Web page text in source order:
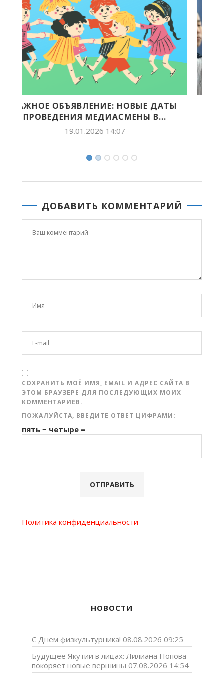
САЙЫНЫ ТУҺАЛААХТЫК САҔАЛААТА
24.06.2025 10:01
ДОБАВИТЬ КОММЕНТАРИЙ
СОХРАНИТЬ МОЁ ИМЯ, EMAIL И АДРЕС САЙТА В
ЭТОМ БРАУЗЕРЕ ДЛЯ ПОСЛЕДУЮЩИХ МОИХ
КОММЕНТАРИЕВ.
ПОЖАЛУЙСТА, ВВЕДИТЕ ОТВЕТ ЦИФРАМИ:
пять − четыре =
Политика конфиденциальности
НОВОСТИ
С Днем физкультурника! 08.08.2026 09:25
Будущее Якутии в лицах: Лилиана Попова
покоряет новые вершины 07.08.2026 14:54